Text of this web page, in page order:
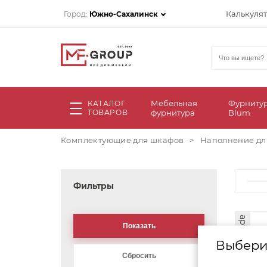
Город: Южно-Сахалинск
КАТАЛОГ
ТОВАРОВ
Мебельная
фурнитура
Blum
Комплектующие для шкафов > Наполнение
Фильтры
арт. 19750